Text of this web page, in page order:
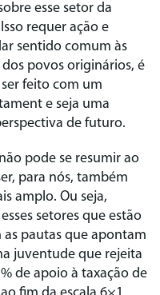
esse setor da
requer ação e
sentido comum às
povos originários, é
feito com um
e seja uma
de futuro.
pode se resumir ao
para nós, também
amplo. Ou seja,
setores que estão
pautas que apontam
juventude que rejeita
de apoio à taxação de